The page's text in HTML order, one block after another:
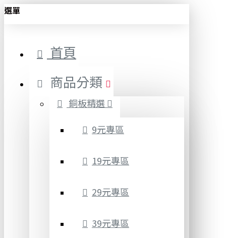
選單
首頁
商品分類
銅板精選
9元專區
19元專區
29元專區
39元專區